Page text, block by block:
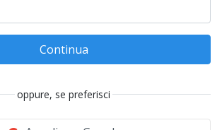
Continua
oppure, se preferisci